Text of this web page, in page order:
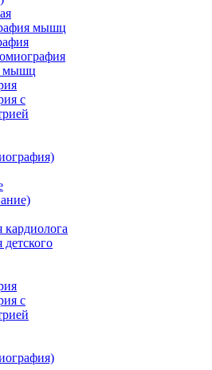
мышц
мышц
с
кардиолога
детского
с